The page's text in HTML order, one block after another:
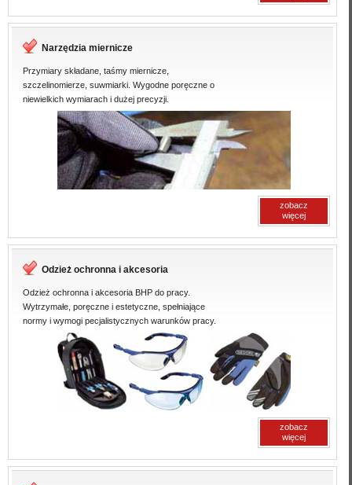
Narzędzia miernicze
Przymiary składane, taśmy miernicze,
szczelinomierze, suwmiarki. Wygodne poręczne o
niewielkich wymiarach i dużej precyzji.
zobacz
więcej
Odzież ochronna i akcesoria
Odzież ochronna i akcesoria BHP do pracy.
Wytrzymałe, poręczne i estetyczne, spełniające
normy i wymogi pecjalistycznych warunków pracy.
zobacz
więcej